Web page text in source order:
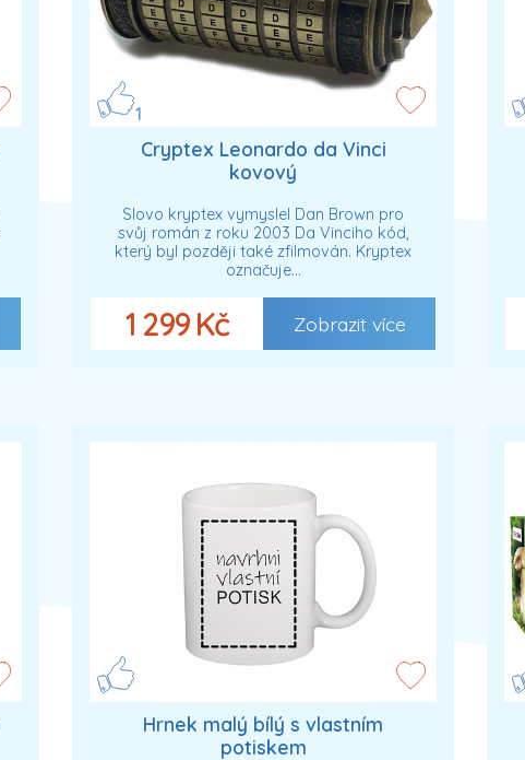
1
Cryptex Leonardo da Vinci
kovový
Slovo kryptex vymyslel Dan Brown pro
svůj román z roku 2003 Da Vinciho kód,
který byl později také zfilmován. Kryptex
označuje…
1 299 Kč Zobrazit více
Hrnek malý bílý s vlastním
potiskem